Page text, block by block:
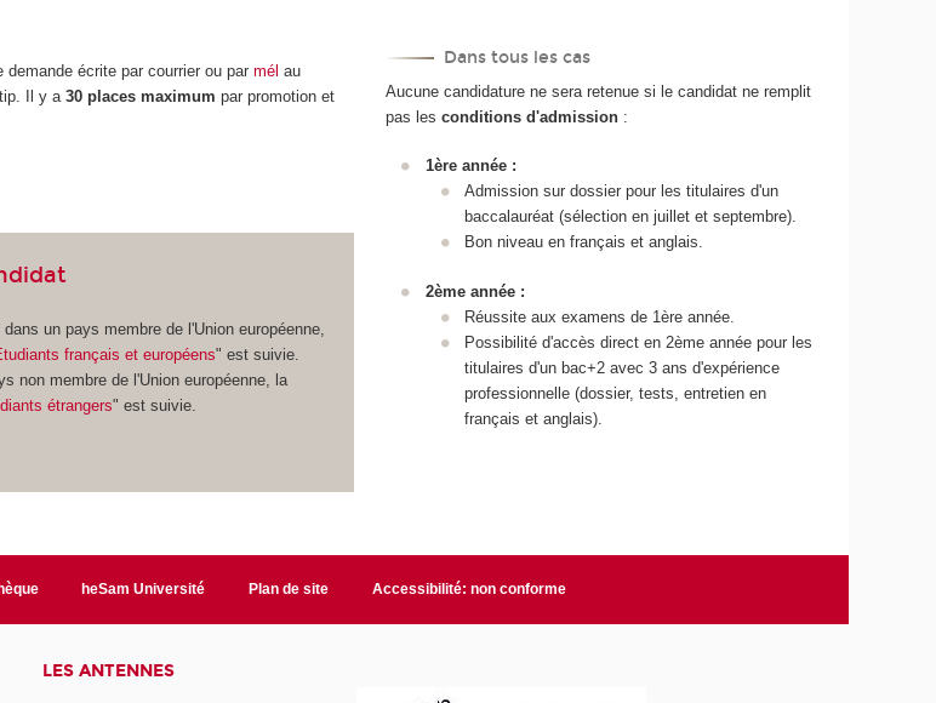
demande écrite par courrier ou parmél au
Il y a30 places maximum par promotion et
un pays membre de l'Union européenne,
français et européens" est suivie.
non membre de l'Union européenne, la
étrangers" est suivie.
Dans tous les cas
Aucune candidature ne sera retenue si le candidat ne remplit
pas lesconditions d'admission :
1ère année :
Admission sur dossier pour les titulaires d'un
baccalauréat (sélection en juillet et septembre).
Bon niveau en français et anglais.
2ème année :
Réussite aux examens de 1ère année.
Possibilité d'accès direct en 2ème année pour les
titulaires d'un bac+2 avec 3 ans d'expérience
professionnelle (dossier, tests, entretien en
français et anglais).
heSam Université Plan de site Accessibilité: non conforme
LES ANTENNES